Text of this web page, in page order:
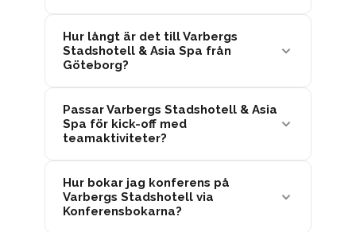
Hur långt är det till Varbergs
Stadshotell & Asia Spa från
Göteborg?
Passar Varbergs Stadshotell & Asia
Spa för kick-off med
teamaktiviteter?
Hur bokar jag konferens på
Varbergs Stadshotell via
Konferensbokarna?